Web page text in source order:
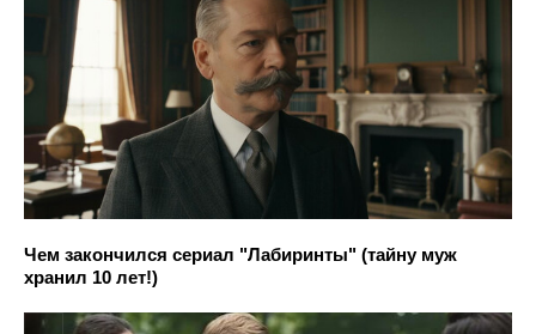
Чем закончился сериал "Лабиринты" (тайну муж
хранил 10 лет!)